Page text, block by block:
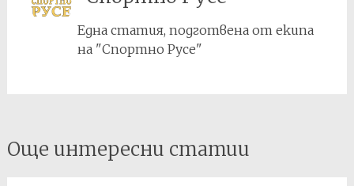
Една статия, подготвена от екипа
на "Спортно Русе"
Post
navigation
Още интересни статии